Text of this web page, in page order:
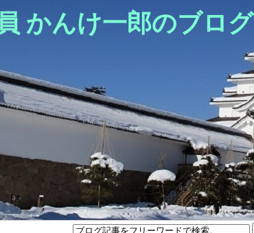
かんけ一郎のブログ